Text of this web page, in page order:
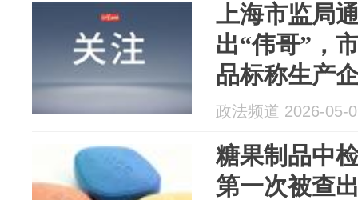
上海市监局
出“伟哥”，
品标称生产
标注的那家
有核查处置
政法频道 2026-05-
糖果制品中
第一次被查